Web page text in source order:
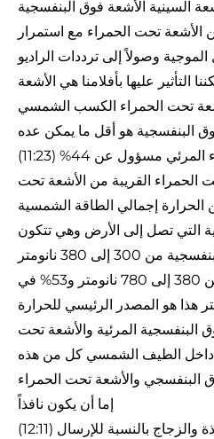
السينية الأشعة فوق البنفسجية
الأشعة تحت الحمراء مع استمرار
وصولاً إلى ترددات الراديو
التأثير عليها بأفلامنا هي الأشعة
تحت الحمراء الكسب الشمسي
البنفسجية هو أقل ما يمكن عده
(11:23) لـ 3% فقط من المقاعد الضوء المرئي مسؤول عن 44%
الحمراء القريبة من الأشعة تحت
مسؤولة عن 53% من الحرارة إجمالي الطاقة الشمسية
التي تصل إلى الأرض وهي تتكون
من 3% من الأشعة فوق البنفسجية من 300 إلى 380 نانومتر
44% من الضوء المرئي من 380 إلى 780 نانومتر و53% في
إلى 2500 نانومتر هذا هو المصدر الرئيسي للحرارة
البنفسجية المرئية والأشعة تحت
داخل الطيف الشمسي كل من هذه
البنفسجي والأشعة تحت الحمراء
إما أن يكون نافذاً
(12:11) ينعكس أو يمتصه غشاء النافذة والزجاج بالنسبة للإرسال